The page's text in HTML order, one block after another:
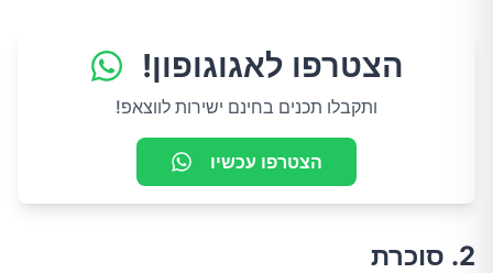
הצטרפו לאגוגופון!
ותקבלו תכנים בחינם ישירות לווצאפ!
הצטרפו עכשיו
2. סוכרת